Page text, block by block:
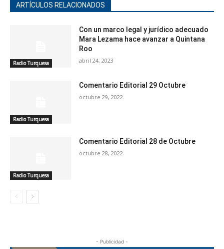
ARTÍCULOS RELACIONADOS
Radio Turquesa
Con un marco legal y jurídico adecuado
Mara Lezama hace avanzar a Quintana
Roo
abril 24, 2023
Radio Turquesa
Comentario Editorial 29 Octubre
octubre 29, 2022
Radio Turquesa
Comentario Editorial 28 de Octubre
octubre 28, 2022
- Publicidad -